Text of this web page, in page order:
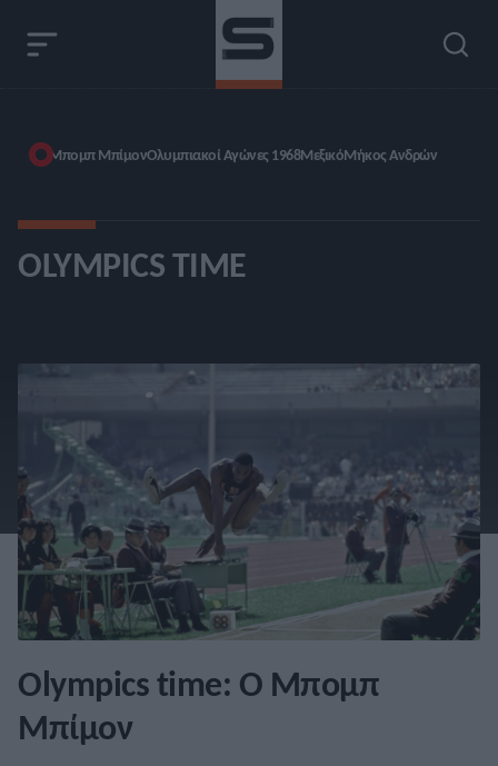
Μπομπ ΜπίμονΟλυμπιακοί Αγώνες 1968ΜεξικόΜήκος Ανδρών
OLYMPICS TIME
Olympics time: Ο Μπομπ
Μπίμον